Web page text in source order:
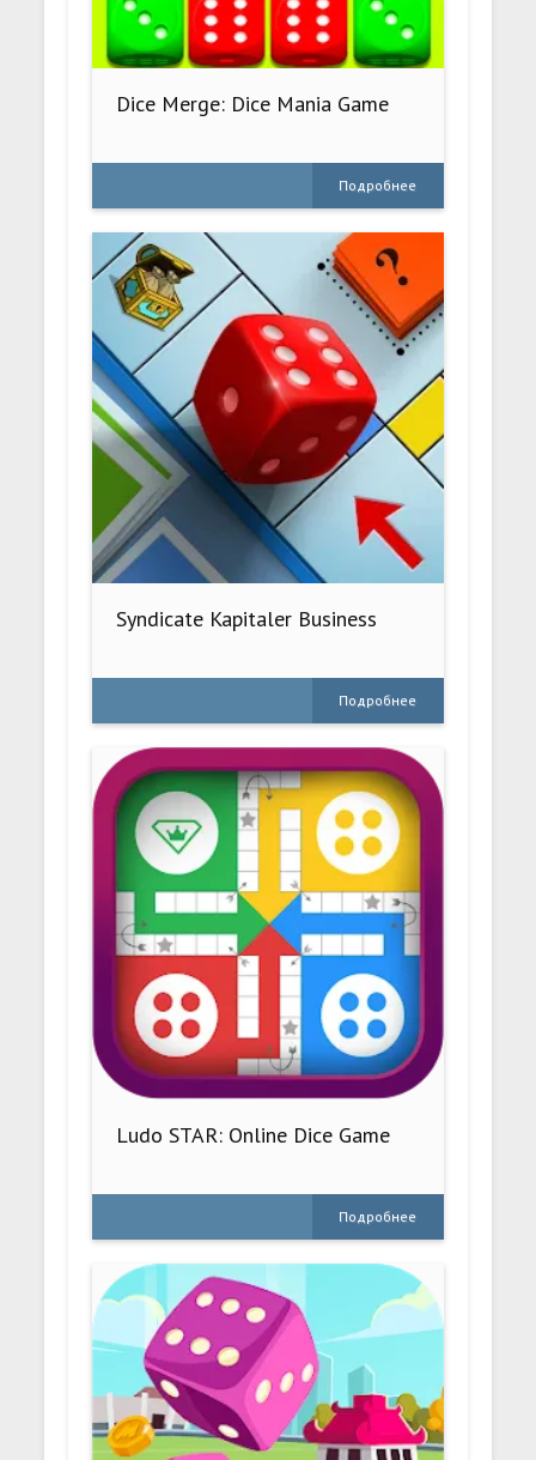
Dice Merge: Dice Mania Game
Подробнее
Syndicate Kapitaler Business
Подробнее
Ludo STAR: Online Dice Game
Подробнее